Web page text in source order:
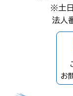
※土
法人
お